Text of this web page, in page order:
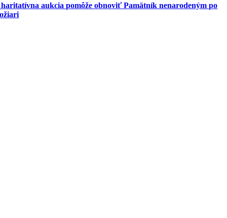
aukcia pomôže obnoviť Pamätník nenarodeným po